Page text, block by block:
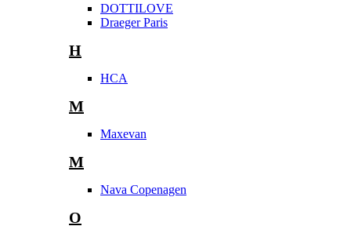
DOTTILOVE
Draeger Paris
H
HCA
M
Maxevan
M
Nava Copenagen
O